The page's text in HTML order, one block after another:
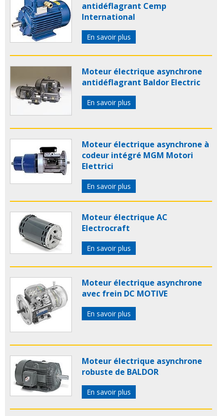
antidéflagrant Cemp
International
En savoir plus
Moteur électrique asynchrone
antidéflagrant Baldor Electric
En savoir plus
Moteur électrique asynchrone à
codeur intégré MGM Motori
Elettrici
En savoir plus
Moteur électrique AC
Electrocraft
En savoir plus
Moteur électrique asynchrone
avec frein DC MOTIVE
En savoir plus
Moteur électrique asynchrone
robuste de BALDOR
En savoir plus